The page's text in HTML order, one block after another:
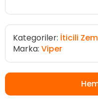
Kategoriler: İticili
Marka: Viper